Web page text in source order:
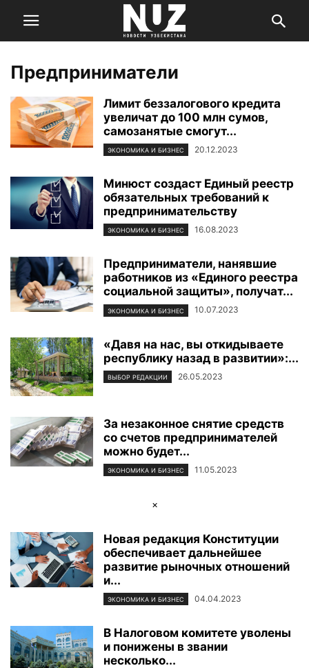
Предприниматели
Лимит беззалогового кредита
увеличат до 100 млн сумов,
самозанятые смогут...
ЭКОНОМИКА И БИЗНЕС 20.12.2023
Минюст создаст Единый реестр
обязательных требований к
предпринимательству
ЭКОНОМИКА И БИЗНЕС 16.08.2023
Предприниматели, нанявшие
работников из «Единого реестра
социальной защиты», получат...
ЭКОНОМИКА И БИЗНЕС 10.07.2023
«Давя на нас, вы откидываете
республику назад в развитии»:...
ВЫБОР РЕДАКЦИИ 26.05.2023
За незаконное снятие средств
со счетов предпринимателей
можно будет...
ЭКОНОМИКА И БИЗНЕС 11.05.2023
×
Новая редакция Конституции
обеспечивает дальнейшее
развитие рыночных отношений
и...
ЭКОНОМИКА И БИЗНЕС 04.04.2023
В Налоговом комитете уволены
и понижены в звании
несколько...